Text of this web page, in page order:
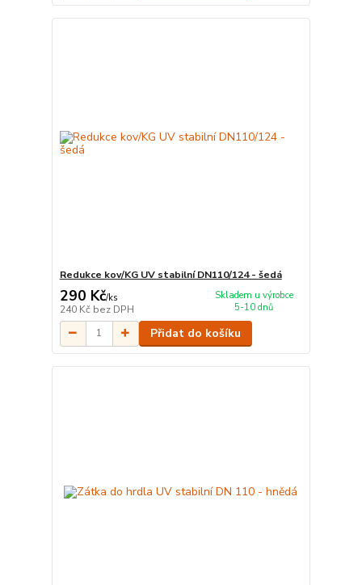
Redukce kov/KG UV stabilní DN110/124 - šedá
290 Kč/ks
240 Kč bez DPH
Skladem u výrobce
5-10 dnů
Přidat do košíku